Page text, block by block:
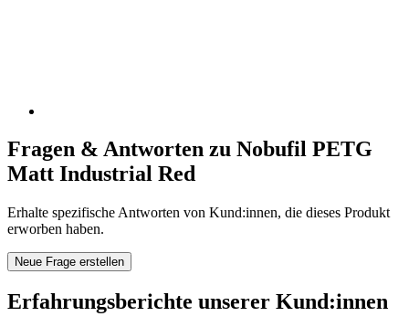
Fragen & Antworten zu Nobufil PETG
Matt Industrial Red
Erhalte spezifische Antworten von Kund:innen, die dieses Produkt
erworben haben.
Neue Frage erstellen
Erfahrungsberichte unserer Kund:innen